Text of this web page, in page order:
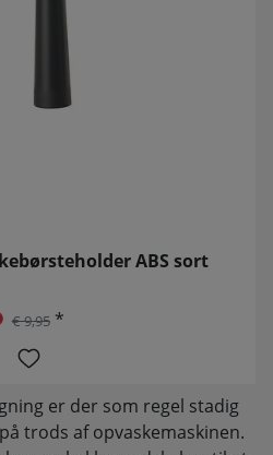
ABS sort
€ 9,95*
er der som regel stadig
trods af opvaskemaskinen.